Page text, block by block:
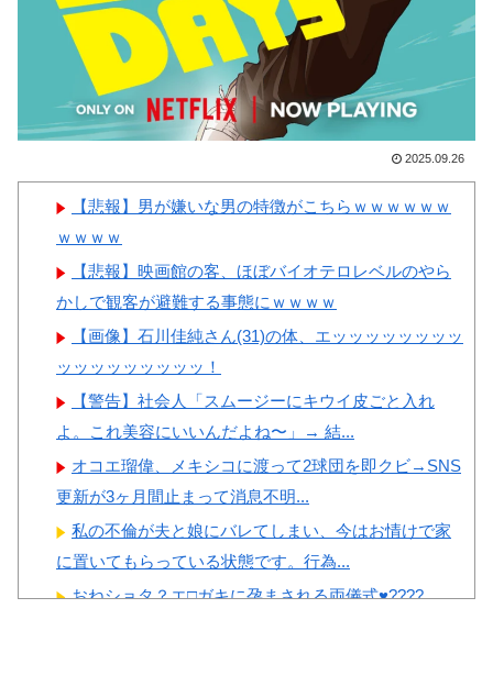
Powered by livedoor 相互RSS
韓国人「今海外で韓国2002W
杯ベスト4も怪しいと言われて
るよ！性接待がバレちゃったか
らね」
2025.09.26
【悲報】男が嫌いな男の特徴がこちらｗｗｗｗｗｗ
ｗｗｗｗ
【悲報】映画館の客、ほぼバイオテロレベルのやら
かしで観客が避難する事態にｗｗｗｗ
【画像】石川佳純さん(31)の体、エッッッッッッッッ
ッッッッッッッッッ！
【警告】社会人「スムージーにキウイ皮ごと入れ
よ。これ美容にいいんだよね〜」→ 結...
オコエ瑠偉、メキシコに渡って2球団を即クビ→SNS
更新が3ヶ月間止まって消息不明...
私の不倫が夫と娘にバレてしまい、今はお情けで家
に置いてもらっている状態です。行為...
おねショタ？エ□ガキに孕まされる両儀式♥️????